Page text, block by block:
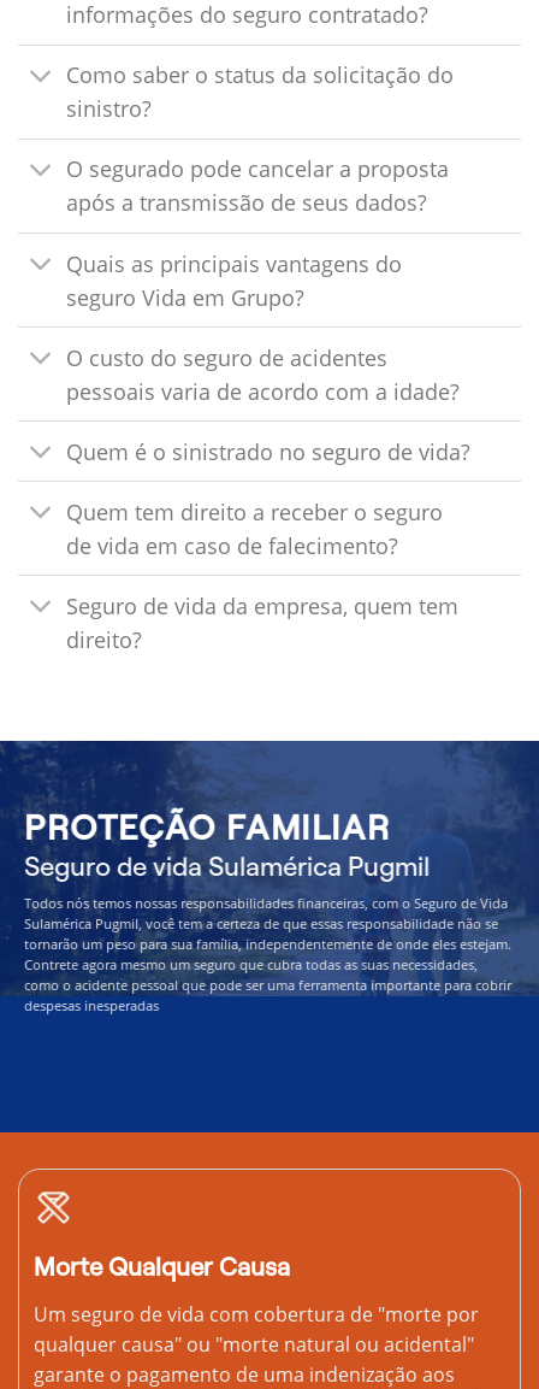
informações do seguro contratado?
Como saber o status da solicitação do
sinistro?
O segurado pode cancelar a proposta
após a transmissão de seus dados?
Quais as principais vantagens do
seguro Vida em Grupo?
O custo do seguro de acidentes
pessoais varia de acordo com a idade?
Quem é o sinistrado no seguro de vida?
Quem tem direito a receber o seguro
de vida em caso de falecimento?
Seguro de vida da empresa, quem tem
direito?
PROTEÇÃO FAMILIAR
Seguro de vida Sulamérica Pugmil
Todos nós temos nossas responsabilidades financeiras, com o Seguro de Vida
Sulamérica Pugmil, você tem a certeza de que essas responsabilidade não se
tornarão um peso para sua família, independentemente de onde eles estejam.
Contrete agora mesmo um seguro que cubra todas as suas necessidades,
como o acidente pessoal que pode ser uma ferramenta importante para cobrir
despesas inesperadas
Morte Qualquer Causa
Um seguro de vida com cobertura de "morte por
qualquer causa" ou "morte natural ou acidental"
garante o pagamento de uma indenização aos